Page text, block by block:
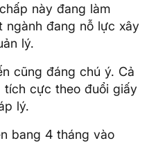
này đang làm
ngành đang nỗ lực xây
lý.
cũng đáng chú ý. Cả
tích cực theo đuổi giấy
lý.
bang 4 tháng vào